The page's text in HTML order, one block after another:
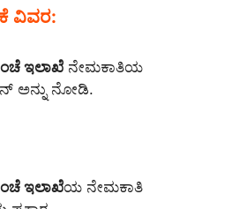
ವಿವರ:
ಇಲಾಖೆ ನೇಮಕಾತಿಯ
ಅನ್ನು ನೋಡಿ.
ಇಲಾಖೆಯ ನೇಮಕಾತಿ